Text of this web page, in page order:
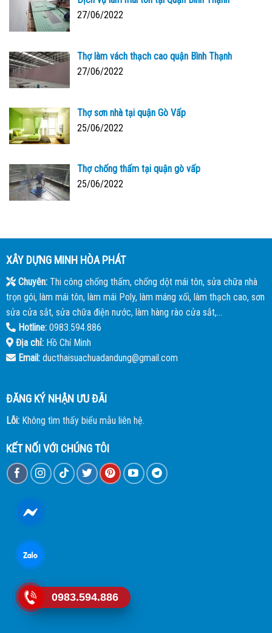
27/06/2022
Thợ làm vách thạch cao quận Bình Thạnh
27/06/2022
Thợ sơn nhà tại quận Gò Vấp
25/06/2022
Thợ chống thấm tại quận gò vấp
25/06/2022
XÂY DỰNG MINH HÒA PHÁT
Chuyên:Thi công chống thấm, chống dột mái tôn, sửa chữa nhà
trọn gói, làm mái tôn, làm mái Poly, làm máng xối, làm thạch cao, sơn
sửa cửa sắt, sửa chữa điện nước, làm hàng rào cửa sắt,...
Hotline:0983.594.886
Địa chỉ:Hồ Chí Minh
Email:ducthaisuachuadandung@gmail.com
ĐĂNG KÝ NHẬN ƯU ĐÃI
Lỗi:Không tìm thấy biểu mẫu liên hệ.
KẾT NỐI VỚI CHÚNG TÔI
0983.594.886